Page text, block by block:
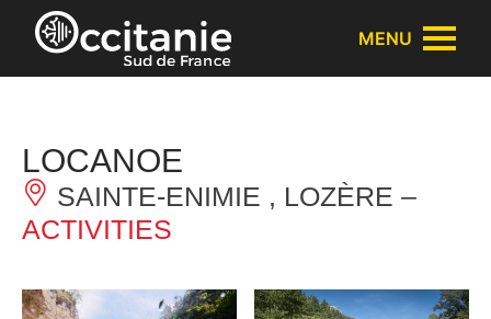
Cookies management panel
MENU
LOCANOE
SAINTE-ENIMIE , LOZÈRE –
ACTIVITIES